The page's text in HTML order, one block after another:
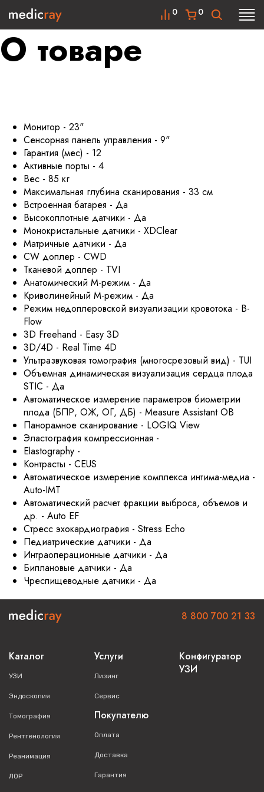
0
0
О товаре
Монитор - 23"
Сенсорная панель управления - 9"
Гарантия (мес) - 12
Активные порты - 4
Вес - 85 кг
Максимальная глубина сканирования - 33 см
Встроенная батарея - Да
Высокоплотные датчики - Да
Монокристальные датчики - XDClear
Матричные датчики - Да
CW доплер - CWD
Тканевой доплер - TVI
Анатомический М-режим - Да
Криволинейный М-режим - Да
Режим недоплеровской визуализации кровотока - B-
Flow
3D Freehand - Easy 3D
3D/4D - Real Time 4D
Ультразвуковая томография (многосрезовый вид) - TUI
Объемная динамическая визуализация сердца плода
STIC - Да
Автоматическое измерение параметров биометрии
плода (БПР, ОЖ, ОГ, ДБ) - Measure Assistant OB
Панорамное сканирование - LOGIQ View
Эластография компрессионная -
Elastography -
Контрасты - CEUS
Автоматическое измерение комплекса интима-медиа -
Auto-IMT
Автоматический расчет фракции выброса, объемов и
др. - Auto EF
Стресс эхокардиография - Stress Echo
Педиатрические датчики - Да
Интраоперационные датчики - Да
Биплановые датчики - Да
Чреспищеводные датчики - Да
Каталог
УЗИ
Эндоскопия
Томография
Рентгенология
Реанимация
ЛОР
Услуги
Лизинг
Сервис
Покупателю
Оплата
Доставка
Гарантия
Конфигуратор
УЗИ
8 800 700 21 33